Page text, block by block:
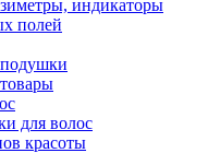
индикаторы
полей
для волос
красоты